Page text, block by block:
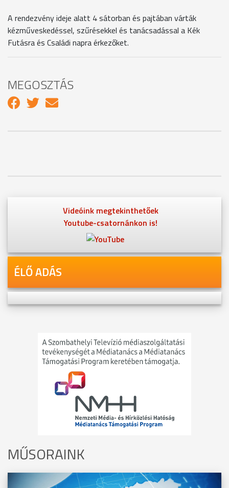
A rendezvény ideje alatt 4 sátorban és pajtában várták
kézműveskedéssel, szűrésekkel és tanácsadással a Kék
Futásra és Családi napra érkezőket.
MEGOSZTÁS
Videóink megtekinthetőek
Youtube-csatornánkon is!
ÉLŐ ADÁS
MŰSORAINK